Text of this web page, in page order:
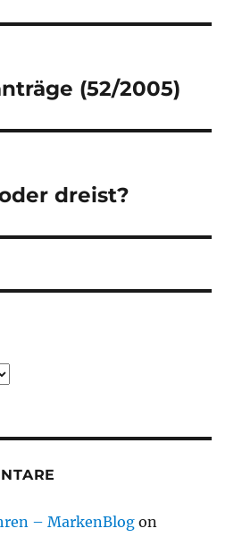
(52/2005)
dreist?
– MarkenBlog on